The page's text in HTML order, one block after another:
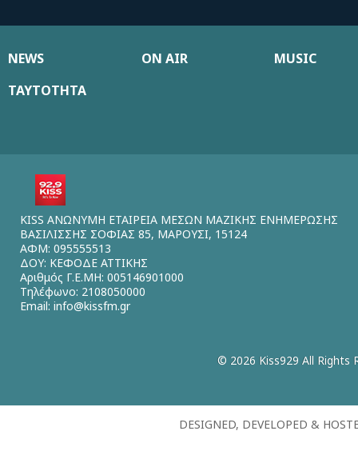
NEWS ON AIR
MUSIC
ΤΑΥΤΟΤΗΤΑ
KISS ΑΝΩΝΥΜΗ ΕΤΑΙΡΕΙΑ ΜΕΣΩΝ ΜΑΖΙΚΗΣ ΕΝΗΜΕΡΩΣΗΣ
ΒΑΣΙΛΙΣΣΗΣ ΣΟΦΙΑΣ 85, ΜΑΡΟΥΣΙ, 15124
ΑΦΜ: 095555513
ΔΟΥ: ΚΕΦΟΔΕ ΑΤΤΙΚΗΣ
Αριθμός Γ.Ε.ΜΗ: 005146901000
Τηλέφωνο: 2108050000
Email: info@kissfm.gr
© 2026 Kiss929 All Rights
DESIGNED, DEVELOPED &